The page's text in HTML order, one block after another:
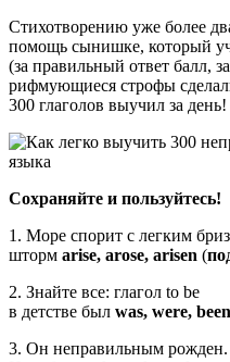
Стихотворению уже более
помощь сынишке, который
(за правильный ответ балл,
рифмующиеся строфы
300 глаголов выучил за день!
Сохраняйте и пользуйтесь!
1. Море спорит с легким
шторм arise, arose, arisen (
2. Знайте все: глагол to be
в детстве был was, were, been
3. Он неправильным рожден.